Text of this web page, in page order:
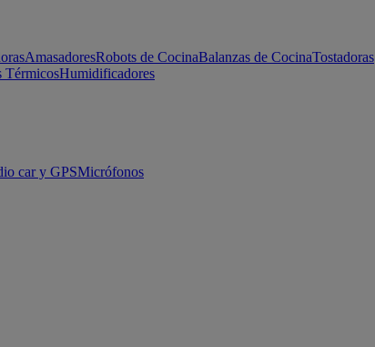
AmasadoresRobots de CocinaBalanzas de CocinaTostadoras
TérmicosHumidificadores
car y GPSMicrófonos